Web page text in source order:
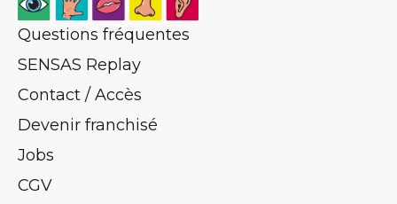
Questions fréquentes
SENSAS Replay
Contact / Accès
Devenir franchisé
Jobs
CGV